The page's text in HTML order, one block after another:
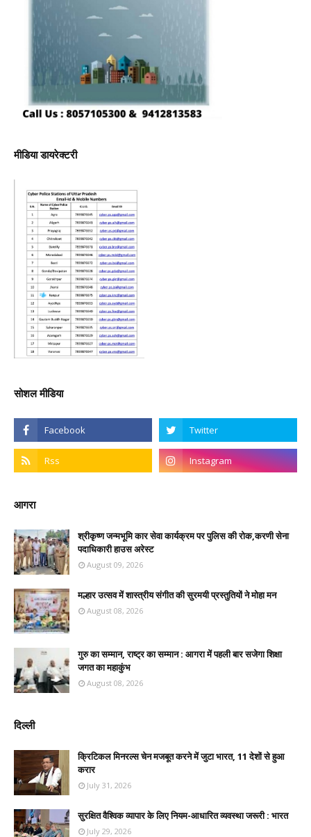
मीडिया डायरेक्टरी
सोशल मीडिया
आगरा
श्रीकृष्ण जन्मभूमि कार सेवा कार्यक्रम पर पुलिस की रोक,करणी सेना
पदाधिकारी हाउस अरेस्ट
August 09, 2026
मल्हार उत्सव में शास्त्रीय संगीत की सुरमयी प्रस्तुतियों ने मोहा मन
August 08, 2026
गुरु का सम्मान, राष्ट्र का सम्मान : आगरा में पहली बार सजेगा शिक्षा
जगत का महाकुंभ
August 08, 2026
दिल्ली
क्रिटिकल मिनरल्स चेन मजबूत करने में जुटा भारत, 11 देशों से हुआ
करार
July 31, 2026
सुरक्षित वैश्विक व्यापार के लिए नियम-आधारित व्यवस्था जरूरी : भारत
July 29, 2026